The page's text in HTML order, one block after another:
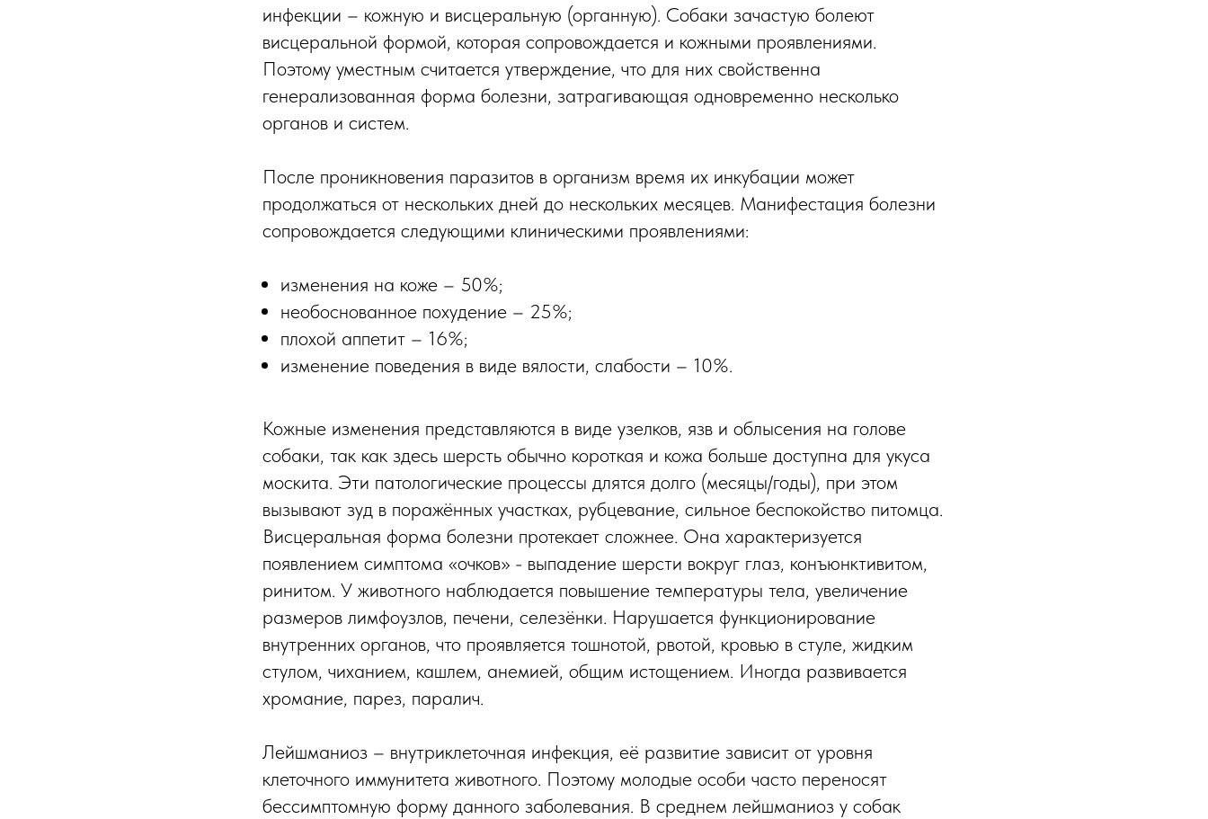
инфекции – кожную и висцеральную (органную). Собаки зачастую болеют
висцеральной формой, которая сопровождается и кожными проявлениями.
Поэтому уместным считается утверждение, что для них свойственна
генерализованная форма болезни, затрагивающая одновременно несколько
органов и систем.
После проникновения паразитов в организм время их инкубации может
продолжаться от нескольких дней до нескольких месяцев. Манифестация болезни
сопровождается следующими клиническими проявлениями:
изменения на коже – 50%;
необоснованное похудение – 25%;
плохой аппетит – 16%;
изменение поведения в виде вялости, слабости – 10%.
Кожные изменения представляются в виде узелков, язв и облысения на голове
собаки, так как здесь шерсть обычно короткая и кожа больше доступна для укуса
москита. Эти патологические процессы длятся долго (месяцы/годы), при этом
вызывают зуд в поражённых участках, рубцевание, сильное беспокойство питомца.
Висцеральная форма болезни протекает сложнее. Она характеризуется
появлением симптома «очков» - выпадение шерсти вокруг глаз, конъюнктивитом,
ринитом. У животного наблюдается повышение температуры тела, увеличение
размеров лимфоузлов, печени, селезёнки. Нарушается функционирование
внутренних органов, что проявляется тошнотой, рвотой, кровью в стуле, жидким
стулом, чиханием, кашлем, анемией, общим истощением. Иногда развивается
хромание, парез, паралич.
Лейшманиоз – внутриклеточная инфекция, её развитие зависит от уровня
клеточного иммунитета животного. Поэтому молодые особи часто переносят
бессимптомную форму данного заболевания. В среднем лейшманиоз у собак